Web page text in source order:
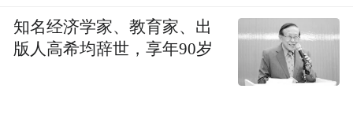
知名经济学家、教育家、出
版人高希均辞世，享年90岁